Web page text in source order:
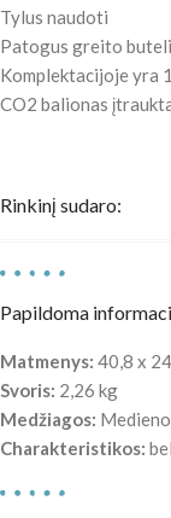
Tylus naudoti
Patogus greito
Komplektacijoje yra
CO2 balionas
Rinkinį sudaro:
Papildoma
Matmenys: 40,8 x
Svoris: 2,26 kg
Medžiagos:
Charakteristikos: